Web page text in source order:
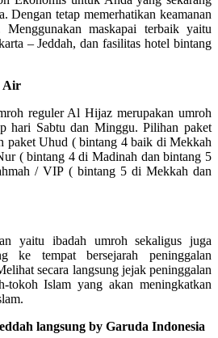
Dengan tetap memerhatikan keamanan
Menggunakan maskapai terbaik yaitu
– Jeddah, dan fasilitas hotel bintang
Air
reguler Al Hijaz merupakan umroh
hari Sabtu dan Minggu. Pilihan paket
paket Uhud ( bintang 4 baik di Mekkah
( bintang 4 di Madinah dan bintang 5
/ VIP ( bintang 5 di Mekkah dan
yaitu ibadah umroh sekaligus juga
ke tempat bersejarah peninggalan
secara langsung jejak peninggalan
tokoh Islam yang akan meningkatkan
langsung by Garuda Indonesia